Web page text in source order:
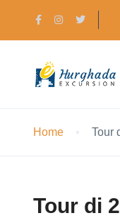
Home Tour
Tour di